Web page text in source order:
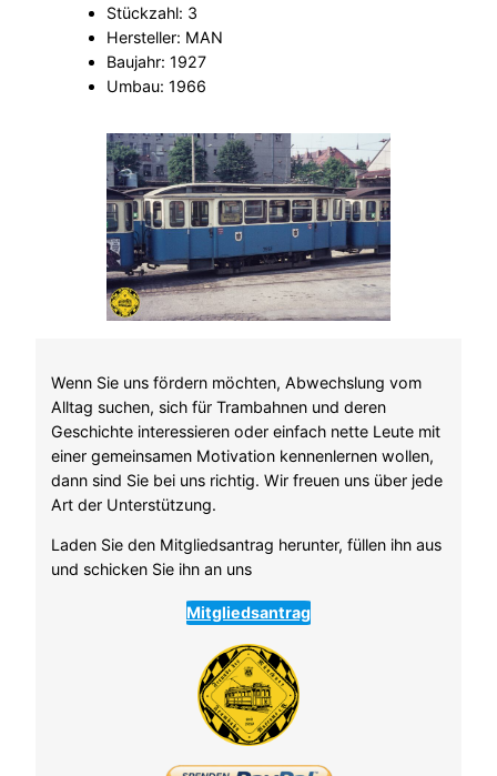
Stückzahl: 3
Hersteller: MAN
Baujahr: 1927
Umbau: 1966
Wenn Sie uns fördern möchten, Abwechslung vom
Alltag suchen, sich für Trambahnen und deren
Geschichte interessieren oder einfach nette Leute mit
einer gemeinsamen Motivation kennenlernen wollen,
dann sind Sie bei uns richtig. Wir freuen uns über jede
Art der Unterstützung.
Laden Sie den Mitgliedsantrag herunter, füllen ihn aus
und schicken Sie ihn an uns
Mitgliedsantrag